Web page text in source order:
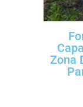
Zona